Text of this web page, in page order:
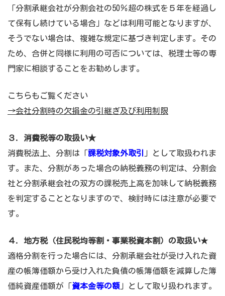
「分割承継会社が分割会社の50％超の株式を５年を経過し
て保有し続けている場合」などは利用可能となりますが、
そうでない場合は、複雑な規定に基づき判定します。その
ため、合併と同様に利用の可否については、税理士等の専
門家に相談することをお勧めします。
こちらもご覧ください
→会社分割時の欠損金の引継ぎ及び利用制限
３. 消費税等の取扱い★
消費税法上、分割は「課税対象外取引
」として取扱われま
す。また、分割があった場合の納税義務の判定は、分割会
社と分割承継会社の双方の課税売上高を加味して納税義務
を判定することとなりますので、検討時には注意が必要で
す。
４. 地方税（住民税均等割・事業税資本割）の取扱い★
適格分割を行った場合には、分割承継会社が受け入れた資
産の帳簿価額から受け入れた負債の帳簿価額を減算した簿
価純資産価額が「資本金等の額 」として取り扱われます。